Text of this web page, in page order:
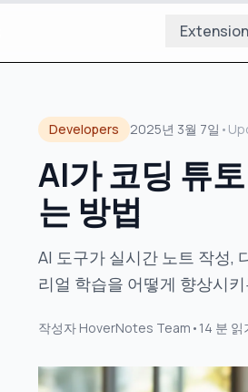
Extension
Developers 2025년 3월 7일 •
AI가 코딩 튜
는 방법
AI 도구가 실시간 노트 작성,
리얼 학습을 어떻게 향상시
작성자 HoverNotes Team • 14 분 읽